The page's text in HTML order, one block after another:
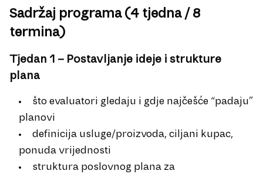
Sadržaj programa (4 tjedna / 8
termina)
Tjedan 1 – Postavljanje ideje i strukture
plana
što evaluatori gledaju i gdje najčešće “padaju”
planovi
definicija usluge/proizvoda, ciljani kupac,
ponuda vrijednosti
struktura poslovnog plana za